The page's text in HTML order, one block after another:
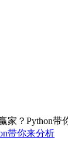
带你来分析